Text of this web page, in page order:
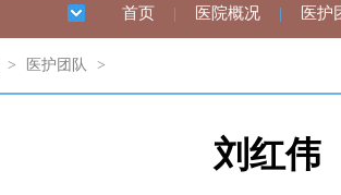
首页 | 医院概况 | 医护
> 医护团队 >
刘红伟